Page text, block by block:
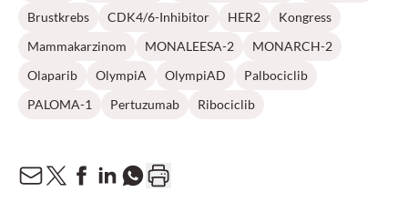
Brustkrebs
CDK4/6-Inhibitor HER2
Kongress
Mammakarzinom
MONALEESA-2
MONARCH-2
Olaparib
OlympiA OlympiAD
Palbociclib
PALOMA-1
Pertuzumab Ribociclib